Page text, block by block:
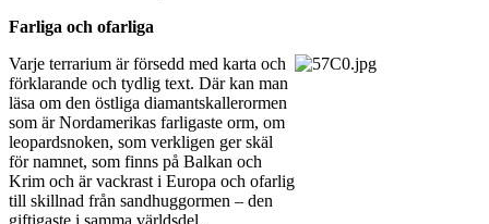
Farliga och ofarliga
Varje terrarium är försedd med karta och
förklarande och tydlig text. Där kan man
läsa om den östliga diamantskallerormen
som är Nordamerikas farligaste orm, om
leopardsnoken, som verkligen ger skäl
för namnet, som finns på Balkan och
Krim och är vackrast i Europa och ofarlig
till skillnad från sandhuggormen – den
giftigaste i samma världsdel.